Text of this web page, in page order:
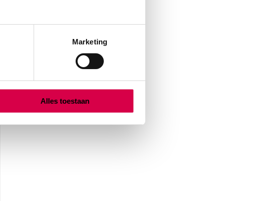
Marketing
Alles toestaan